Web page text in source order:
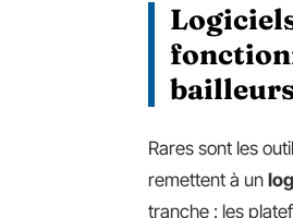
Rares sont les
remettent à un
tranche : les